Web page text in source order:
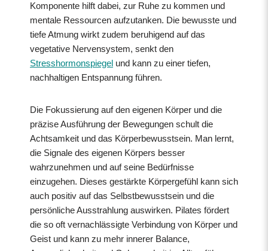
Komponente hilft dabei, zur Ruhe zu kommen und
mentale Ressourcen aufzutanken. Die bewusste und
tiefe Atmung wirkt zudem beruhigend auf das
vegetative Nervensystem, senkt den
Stresshormonspiegel und kann zu einer tiefen,
nachhaltigen Entspannung führen.
Die Fokussierung auf den eigenen Körper und die
präzise Ausführung der Bewegungen schult die
Achtsamkeit und das Körperbewusstsein. Man lernt,
die Signale des eigenen Körpers besser
wahrzunehmen und auf seine Bedürfnisse
einzugehen. Dieses gestärkte Körpergefühl kann sich
auch positiv auf das Selbstbewusstsein und die
persönliche Ausstrahlung auswirken. Pilates fördert
die so oft vernachlässigte Verbindung von Körper und
Geist und kann zu mehr innerer Balance,